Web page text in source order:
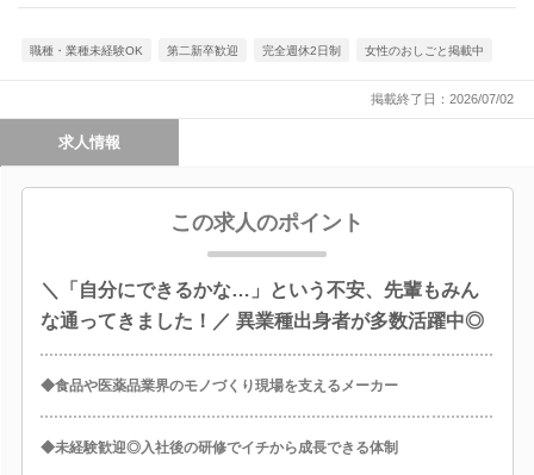
職種・業種未経験OK 第二新卒歓迎 完全週休2日制 女性のおしごと掲載中
掲載終了日：2026/07/02
求人情報
この求人のポイント
＼「自分にできるかな…」という不安、先輩もみん
な通ってきました！／ 異業種出身者が多数活躍中◎
◆食品や医薬品業界のモノづくり現場を支えるメーカー
◆未経験歓迎◎入社後の研修でイチから成長できる体制